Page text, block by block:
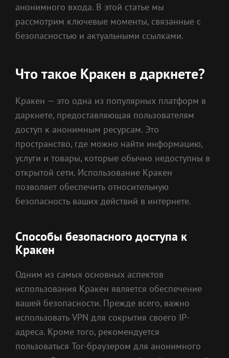
анонимного входа. В этой статье мы
рассмотрим ключевые моменты, связанные с
безопасностью и актуальными ссылками.
Что такое Кракен в даркнете?
Кракен — это одна из популярных платформ в
даркнете, предоставляющая пользователям
доступ к анонимным ресурсам. Это
пространство, где можно найти информацию,
услуги и товары, которые обычно недоступны в
открытой сети. Использование Кракен
позволяет обеспечить относительную
безопасность ваших действий в интернете.
Способы безопасного доступа к
Кракен
Одним из самых основных аспектов
использования Кракен является обеспечение
вашей безопасности. Прежде всего, важно
использовать VPN для сокрытия своего IP-
адреса. Кроме того, рекомендуется
пользоваться Tor-браузером для анонимного